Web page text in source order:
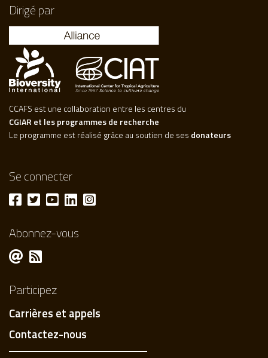
Dirigé par
CCAFS est une collaboration entre les centres du
CGIAR et les programmes de recherche
Le programme est réalisé grâce au soutien de ses donateurs
Se connecter
Abonnez-vous
Participez
Carrières et appels
Contactez-nous